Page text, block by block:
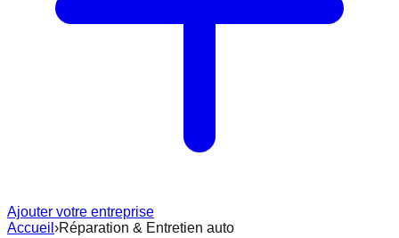
Ajouter votre entreprise
Accueil ›Réparation & Entretien auto